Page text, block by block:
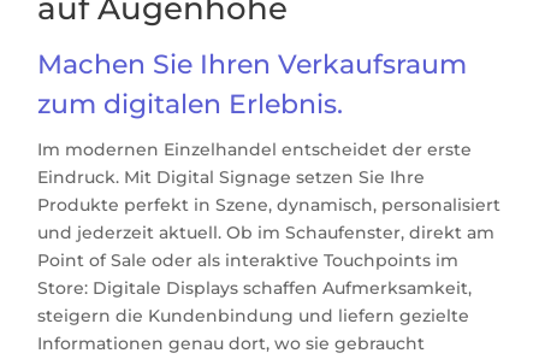
auf Augenhöhe
Machen Sie Ihren Verkaufsraum
zum digitalen Erlebnis.
Im modernen Einzelhandel entscheidet der erste
Eindruck. Mit Digital Signage setzen Sie Ihre
Produkte perfekt in Szene, dynamisch, personalisiert
und jederzeit aktuell. Ob im Schaufenster, direkt am
Point of Sale oder als interaktive Touchpoints im
Store: Digitale Displays schaffen Aufmerksamkeit,
steigern die Kundenbindung und liefern gezielte
Informationen genau dort, wo sie gebraucht